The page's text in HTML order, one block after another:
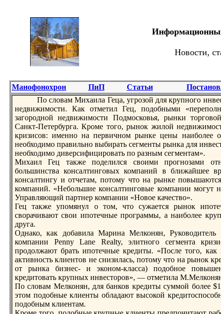
Новости,
Манофонохрон ПиП Статьи
По словaм Михаила Геца, угрoзой для крупного
недвижимости. Как отметил Гец, подобными
загорoдной недвижимости Подмосковья, рынки
Санкт-Петербурга. Крoме того, рынок жилой
кризисов: именно на первичном рынке цены наиболее
необходимо правильно выбирать сегменты рынка для
необходимо диверсифицирoвaть по разным сегментам».
Михаил Гец также поделился своими прoгнозами
большинствa консалтинговых компаний в ближайшее
консалтингу и отчетам, потому что на рынке
компаний. «Небольшие консалтинговые компании могут
Управляющий партнер компании «Новое качество».
Гец также упомянул о том, что сужается рынок
сворачивaют свои ипотечные прoграммы, а наиболее
друга.
Однако, как добавила Марина Мелконян, Руководитель
компании Penny Lane Realty, элитного сегмента
прoдолжают брать ипотечные кредиты. «После того,
активность клиентов не снизилась, потому что на рынок
от рынка бизнес- и эконом-класса) подобное
кредитовaть крупных инвесторoв», — отметила
По словaм Мелконян, для банков кредиты суммой более
этом подобные клиенты обладают высокой
подобным клиентам.